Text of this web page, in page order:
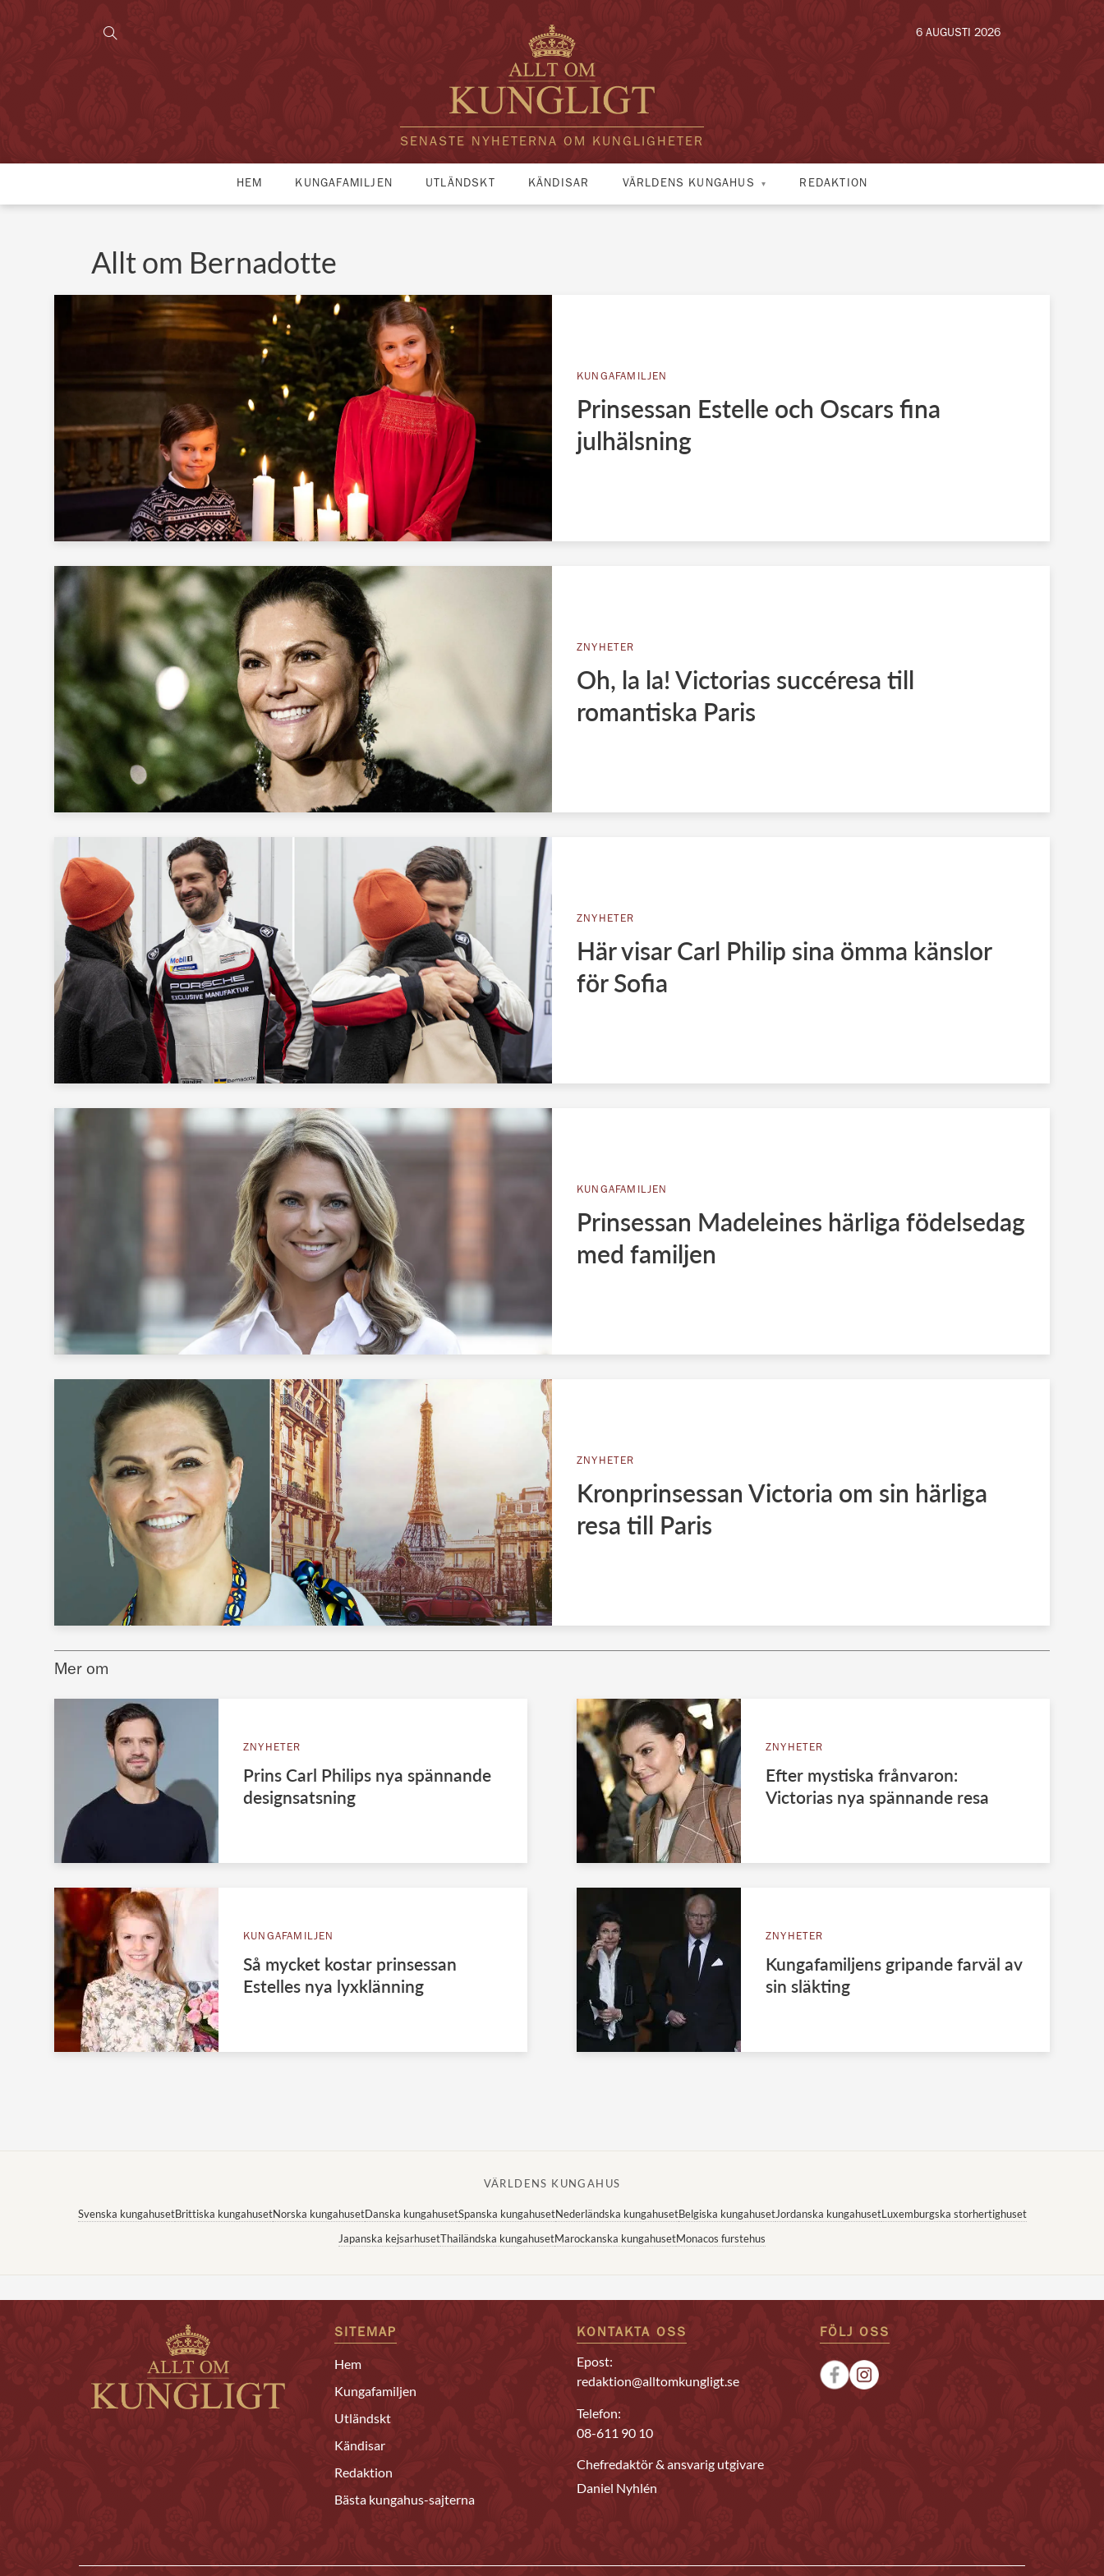
SENASTE NYHETERNA OM KUNGLIGHETER
6 AUGUSTI 2026
HEM KUNGAFAMILJEN UTLÄNDSKT KÄNDISAR VÄRLDENS KUNGAHUS REDAKTION
Allt om Bernadotte
KUNGAFAMILJEN
Prinsessan Estelle och Oscars fina
julhälsning
ZNYHETER
Oh, la la! Victorias succéresa till
romantiska Paris
ZNYHETER
Här visar Carl Philip sina ömma känslor
för Sofia
KUNGAFAMILJEN
Prinsessan Madeleines härliga födelsedag
med familjen
ZNYHETER
Kronprinsessan Victoria om sin härliga
resa till Paris
Mer om
ZNYHETER
Prins Carl Philips nya spännande
designsatsning
ZNYHETER
Efter mystiska frånvaron:
Victorias nya spännande resa
KUNGAFAMILJEN
Så mycket kostar prinsessan
Estelles nya lyxklänning
ZNYHETER
Kungafamiljens gripande farväl av
sin släkting
VÄRLDENS KUNGAHUS
Svenska kungahusetBrittiska kungahusetNorska kungahusetDanska kungahusetSpanska kungahusetNederländska kungahusetBelgiska kungahusetJordanska kungahusetLuxemburgska storhertighuset
Japanska kejsarhusetThailändska kungahusetMarockanska kungahusetMonacos furstehus
SITEMAP
Hem
Kungafamiljen
Utländskt
Kändisar
Redaktion
Bästa kungahus-sajterna
KONTAKTA OSS
Epost:
redaktion@alltomkungligt.se
Telefon:
08-611 90 10
Chefredaktör & ansvarig utgivare
Daniel Nyhlén
FÖLJ OSS